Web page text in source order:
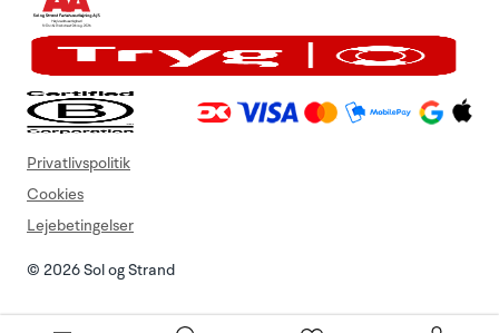
© 2026 Sol og Strand
Privatlivspolitik
Cookies
Lejebetingelser